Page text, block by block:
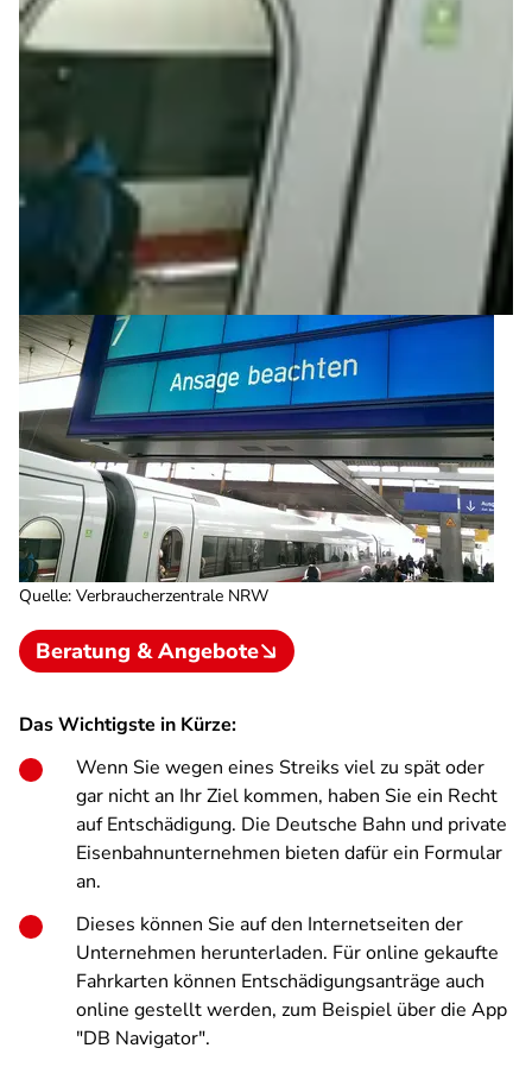
Quelle: Verbraucherzentrale NRW
Beratung & Angebote
Das Wichtigste in Kürze:
Wenn Sie wegen eines Streiks viel zu spät oder
gar nicht an Ihr Ziel kommen, haben Sie ein Recht
auf Entschädigung. Die Deutsche Bahn und private
Eisenbahnunternehmen bieten dafür ein Formular
an.
Dieses können Sie auf den Internetseiten der
Unternehmen herunterladen. Für online gekaufte
Fahrkarten können Entschädigungsanträge auch
online gestellt werden, zum Beispiel über die App
"DB Navigator".